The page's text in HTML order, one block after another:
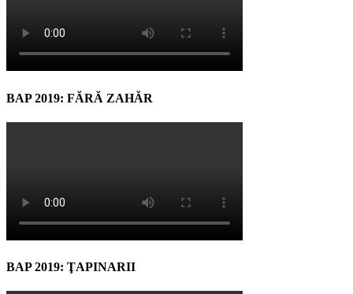
BAP 2019: FĂRĂ ZAHĂR
BAP 2019: ŢAPINARII